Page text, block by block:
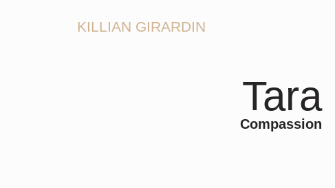
KILLIAN GIRARDIN
Tara
Compassion